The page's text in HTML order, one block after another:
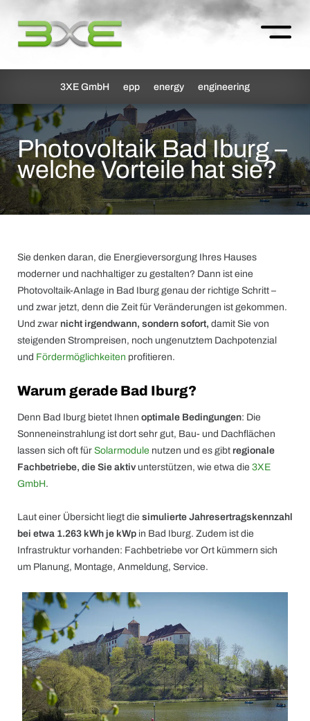
3XE GmbH epp energy engineering
Photovoltaik Bad Iburg –
welche Vorteile hat sie?
Sie denken daran, die Energieversorgung Ihres Hauses
moderner und nachhaltiger zu gestalten? Dann ist eine
Photovoltaik-Anlage in Bad Iburg genau der richtige Schritt –
und zwar jetzt, denn die Zeit für Veränderungen ist gekommen.
Und zwar nicht irgendwann, sondern sofort, damit Sie von
steigenden Strompreisen, noch ungenutztem Dachpotenzial
und Fördermöglichkeiten profitieren.
Warum gerade Bad Iburg?
Denn Bad Iburg bietet Ihnen optimale Bedingungen: Die
Sonneneinstrahlung ist dort sehr gut, Bau- und Dachflächen
lassen sich oft für Solarmodule nutzen und es gibt regionale
Fachbetriebe, die Sie aktiv unterstützen, wie etwa die 3XE
GmbH.
Laut einer Übersicht liegt die simulierte Jahresertragskennzahl
bei etwa 1.263 kWh je kWp in Bad Iburg. Zudem ist die
Infrastruktur vorhanden: Fachbetriebe vor Ort kümmern sich
um Planung, Montage, Anmeldung, Service.